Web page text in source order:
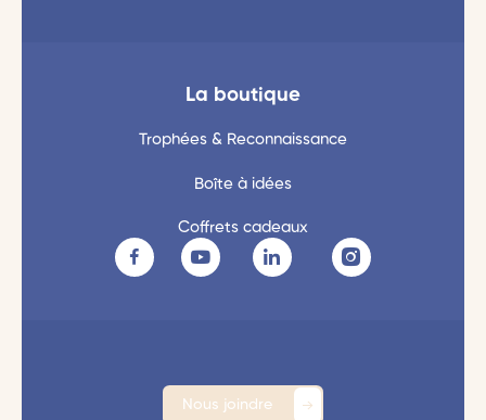
La boutique
Trophées & Reconnaissance
Boîte à idées
Coffrets cadeaux
Nous joindre